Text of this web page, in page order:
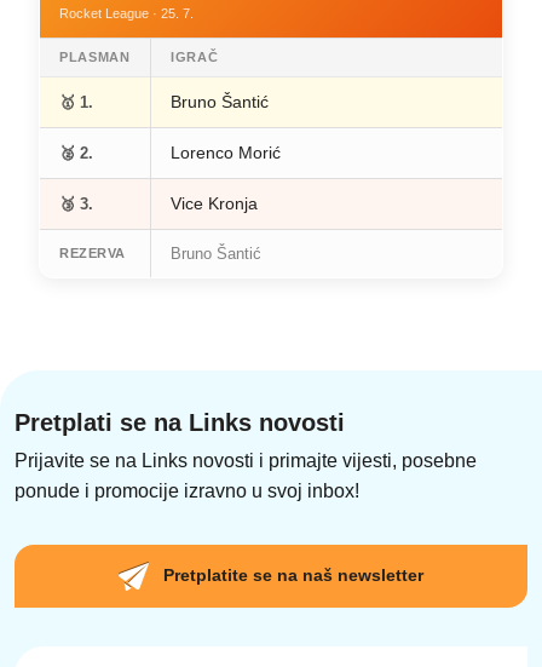
Rocket League · 25. 7.
PLASMAN IGRAČ
🥇 1. Bruno Šantić
🥈 2. Lorenco Morić
🥉 3. Vice Kronja
REZERVA Bruno Šantić
Pretplati se na Links novosti
Prijavite se na Links novosti i primajte vijesti, posebne
ponude i promocije izravno u svoj inbox!
Pretplatite se na naš newsletter